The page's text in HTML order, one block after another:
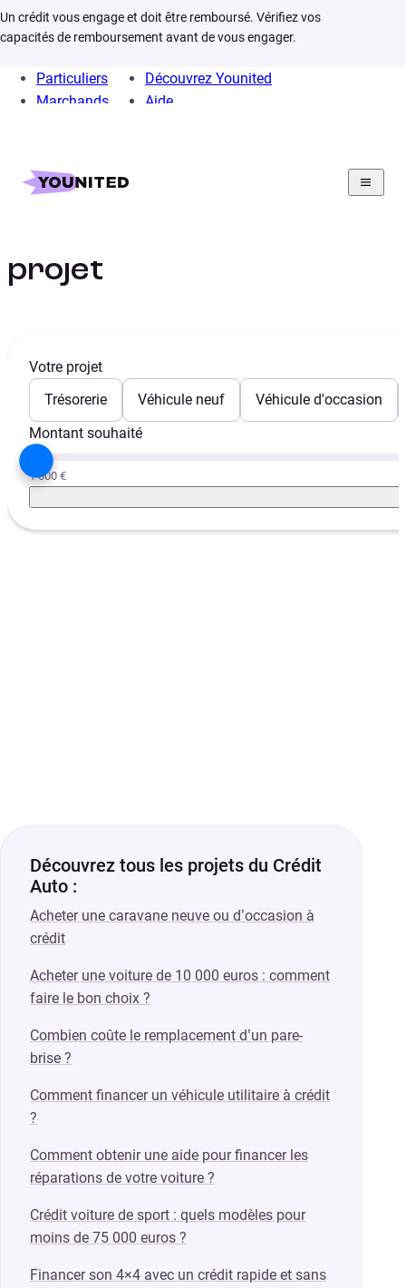
Un crédit vous engage et doit être remboursé. Vérifiez vos
capacités de remboursement avant de vous engager.
Particuliers
Marchands
Découvrez Younited
Aide
Home Projet
projet
Votre projet
Trésorerie
Véhicule neuf
Véhicule d'occasion
Montant souhaité
1 000 €
Découvrez tous les projets du Crédit
Auto :
Acheter une caravane neuve ou d’occasion à
crédit
Acheter une voiture de 10 000 euros : comment
faire le bon choix ?
Combien coûte le remplacement d’un pare-
brise ?
Comment financer un véhicule utilitaire à crédit
?
Comment obtenir une aide pour financer les
réparations de votre voiture ?
Crédit voiture de sport : quels modèles pour
moins de 75 000 euros ?
Financer son 4×4 avec un crédit rapide et sans